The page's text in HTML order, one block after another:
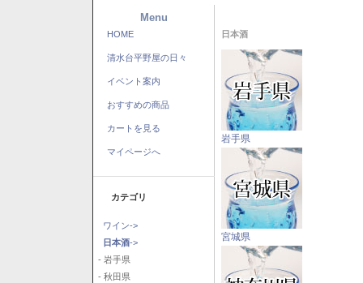
Menu
HOME
清水台平野屋の日々
イベント案内
おすすめの商品
カートを見る
マイページへ
カテゴリ
ワイン->
日本酒->
- 岩手県
- 秋田県
日本酒
岩手県
宮城県